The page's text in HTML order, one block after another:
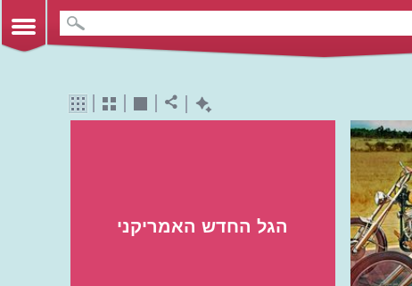
הגל החדש האמריקני